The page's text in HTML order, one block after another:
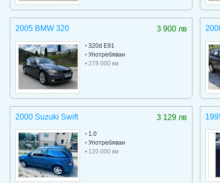
3 900 лв
2005 BMW 320
• 320d E91
• Употребяван
• 278 000 км
3 129 лв
2000 Suzuki Swift
• 1.0
• Употребяван
• 120 000 км